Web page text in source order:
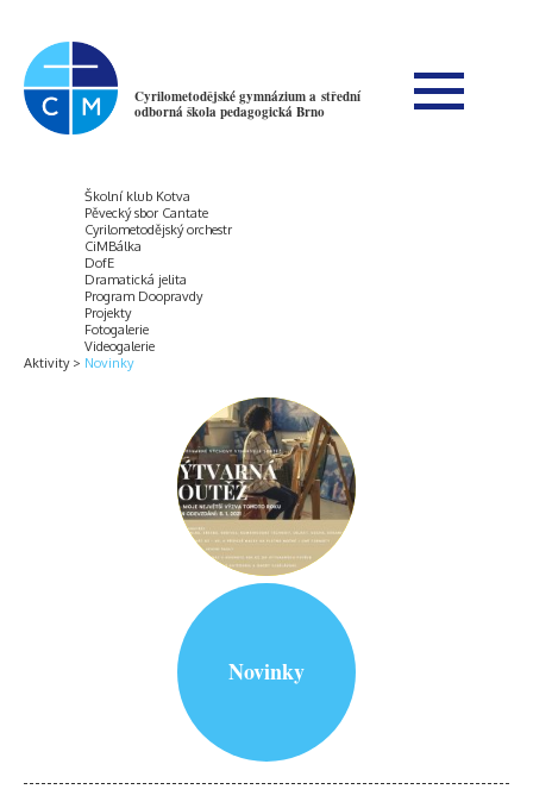
Cyrilometodějské gymnázium a střední
odborná škola pedagogická Brno
Aktivity
Školní klub Kotva
Pěvecký sbor Cantate
Cyrilometodějský orchestr
CiMBálka
DofE
Dramatická jelita
Program Doopravdy
Projekty
Fotogalerie
Videogalerie
Novinky
Novinky